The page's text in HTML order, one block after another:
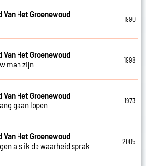
Van Het Groenewoud
1990
Van Het Groenewoud
man zijn
1998
Van Het Groenewoud
gaan lopen
1973
Van Het Groenewoud
als ik de waarheid sprak
2005